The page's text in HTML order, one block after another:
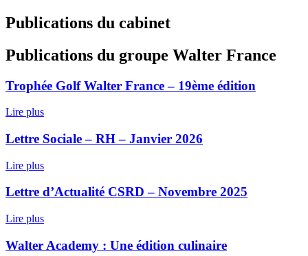
Publications du cabinet
Publications du groupe Walter France
Trophée Golf Walter France – 19ème édition
Lire plus
Lettre Sociale – RH – Janvier 2026
Lire plus
Lettre d’Actualité CSRD – Novembre 2025
Lire plus
Walter Academy : Une édition culinaire